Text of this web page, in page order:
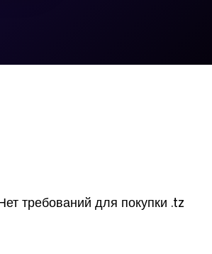
требований для покупки .tz